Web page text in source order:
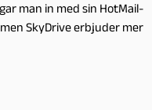
man in med sin HotMail-
SkyDrive erbjuder mer